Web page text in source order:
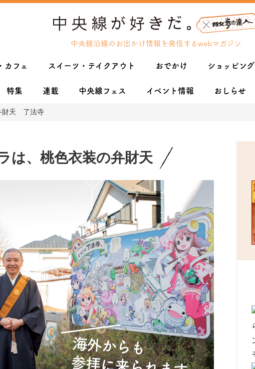
中央線沿線のお出かけ情報を発信するwebマガジン
カフェ スイーツ・テイクアウト おでかけ ショッピング
特集 連載 中央線フェス イベント情報 おしらせ
財天 了法寺
は、桃色衣装の弁財天